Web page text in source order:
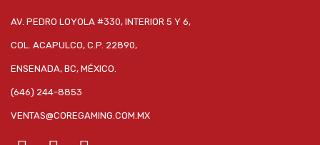
AV. PEDRO LOYOLA #330, INTERIOR 5 Y 6,
COL. ACAPULCO, C.P. 22890,
ENSENADA, BC, MÉXICO.
(646) 244-8853
VENTAS@COREGAMING.COM.MX